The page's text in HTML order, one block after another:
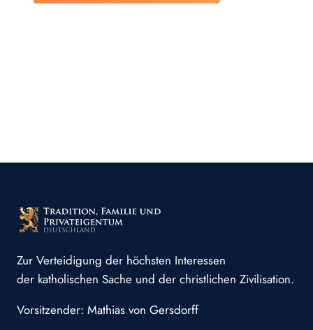
Zur Verteidigung der höchsten Interessen
der katholischen Sache und der christlichen Zivilisation.
Vorsitzender: Mathias von Gersdorff